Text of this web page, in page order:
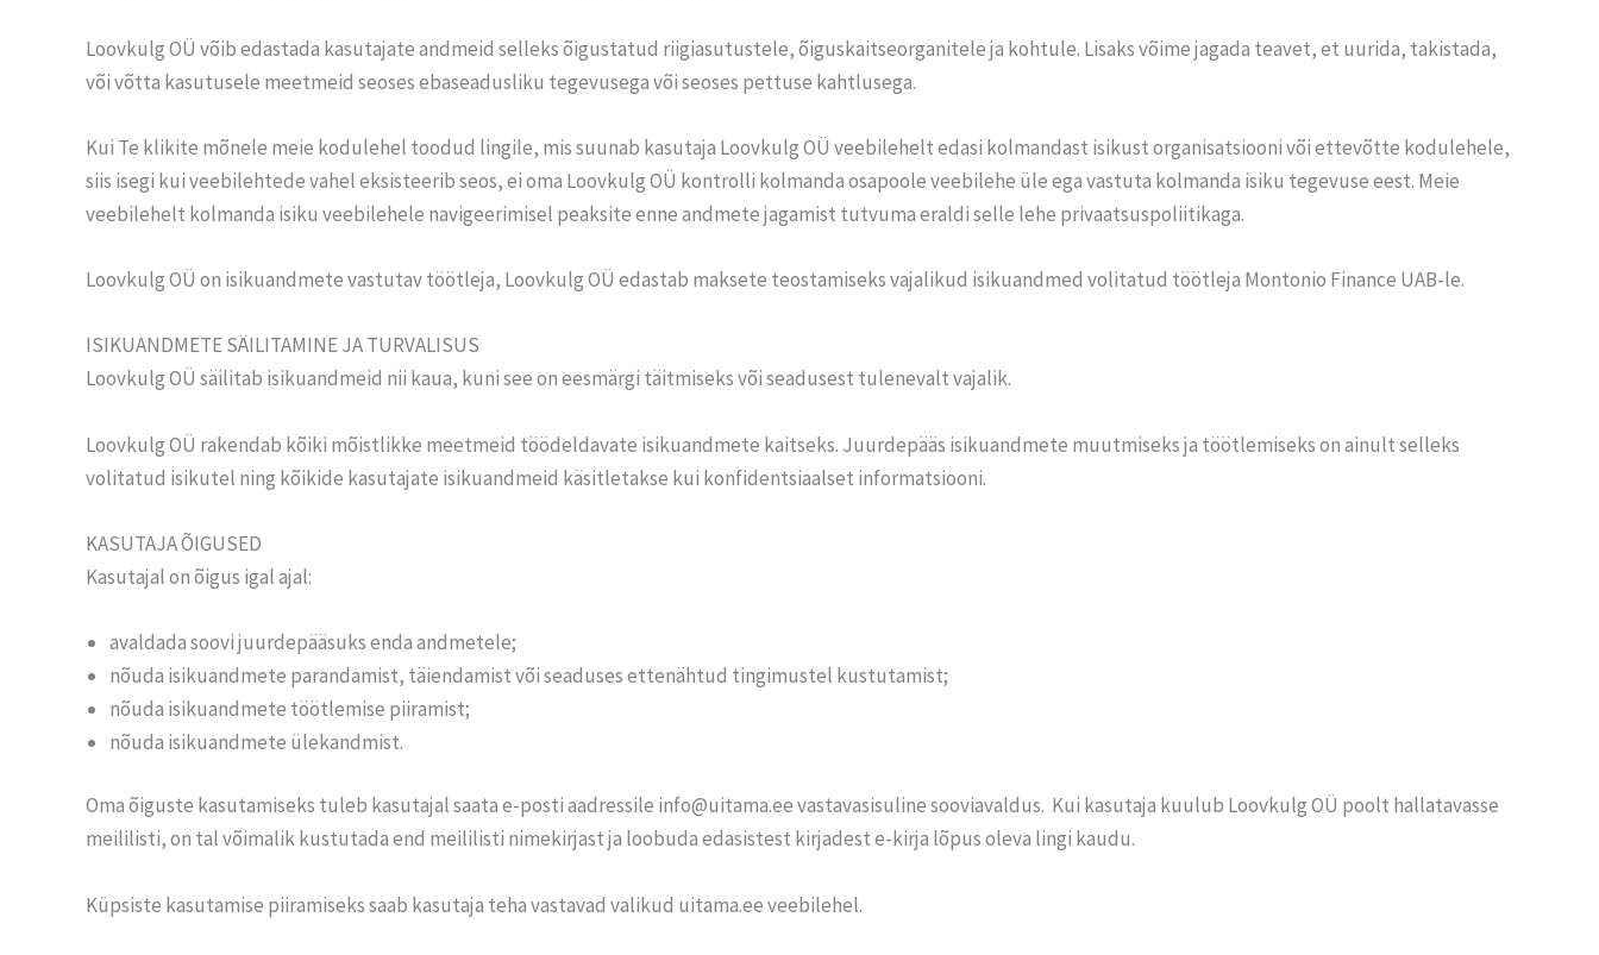
Loovkulg OÜ võib edastada kasutajate andmeid selleks õigustatud riigiasutustele, õiguskaitseorganitele ja kohtule. Lisaks võime jagada teavet, et uurida, takistada,
või võtta kasutusele meetmeid seoses ebaseadusliku tegevusega või seoses pettuse kahtlusega.
Kui Te klikite mõnele meie kodulehel toodud lingile, mis suunab kasutaja Loovkulg OÜ veebilehelt edasi kolmandast isikust organisatsiooni või ettevõtte kodulehele,
siis isegi kui veebilehtede vahel eksisteerib seos, ei oma Loovkulg OÜ kontrolli kolmanda osapoole veebilehe üle ega vastuta kolmanda isiku tegevuse eest. Meie
veebilehelt kolmanda isiku veebilehele navigeerimisel peaksite enne andmete jagamist tutvuma eraldi selle lehe privaatsuspoliitikaga.
Loovkulg OÜ on isikuandmete vastutav töötleja, Loovkulg OÜ edastab maksete teostamiseks vajalikud isikuandmed volitatud töötleja Montonio Finance UAB-le.
ISIKUANDMETE SÄILITAMINE JA TURVALISUS
Loovkulg OÜ säilitab isikuandmeid nii kaua, kuni see on eesmärgi täitmiseks või seadusest tulenevalt vajalik.
Loovkulg OÜ rakendab kõiki mõistlikke meetmeid töödeldavate isikuandmete kaitseks. Juurdepääs isikuandmete muutmiseks ja töötlemiseks on ainult selleks
volitatud isikutel ning kõikide kasutajate isikuandmeid käsitletakse kui konfidentsiaalset informatsiooni.
KASUTAJA ÕIGUSED
Kasutajal on õigus igal ajal:
avaldada soovi juurdepääsuks enda andmetele;
nõuda isikuandmete parandamist, täiendamist või seaduses ettenähtud tingimustel kustutamist;
nõuda isikuandmete töötlemise piiramist;
nõuda isikuandmete ülekandmist.
Oma õiguste kasutamiseks tuleb kasutajal saata e-posti aadressile info@uitama.ee vastavasisuline sooviavaldus. Kui kasutaja kuulub Loovkulg OÜ poolt hallatavasse
meililisti, on tal võimalik kustutada end meililisti nimekirjast ja loobuda edasistest kirjadest e-kirja lõpus oleva lingi kaudu.
Küpsiste kasutamise piiramiseks saab kasutaja teha vastavad valikud uitama.ee veebilehel.